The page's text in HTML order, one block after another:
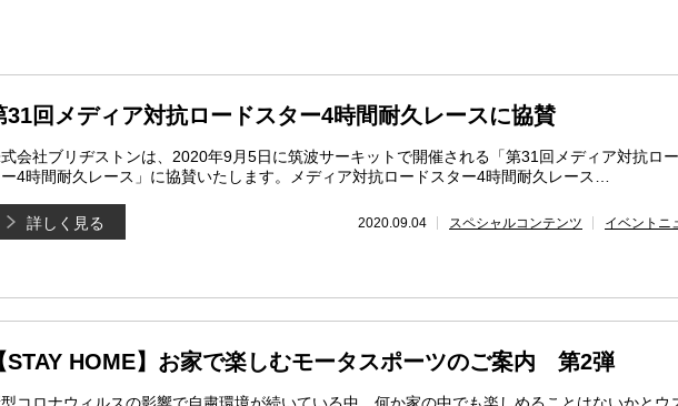
31回メディア対抗ロードスター4時間耐久レースに協賛
会社ブリヂストンは、2020年9月5日に筑波サーキットで開催される「第31回メディア対抗ロ
ー4時間耐久レース」に協賛いたします。メディア対抗ロードスター4時間耐久レース…
2020.09.04 スペシャルコンテンツ イベントニ
詳しく見る
STAY HOME】お家で楽しむモータスポーツのご案内 第2弾